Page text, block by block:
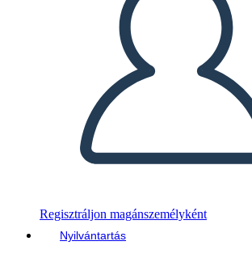
Regisztráljon magánszemélyként
Nyilvántartás
DIAVETÍTÉS LEJÁTSZÁSA
OLVASS NEKEM